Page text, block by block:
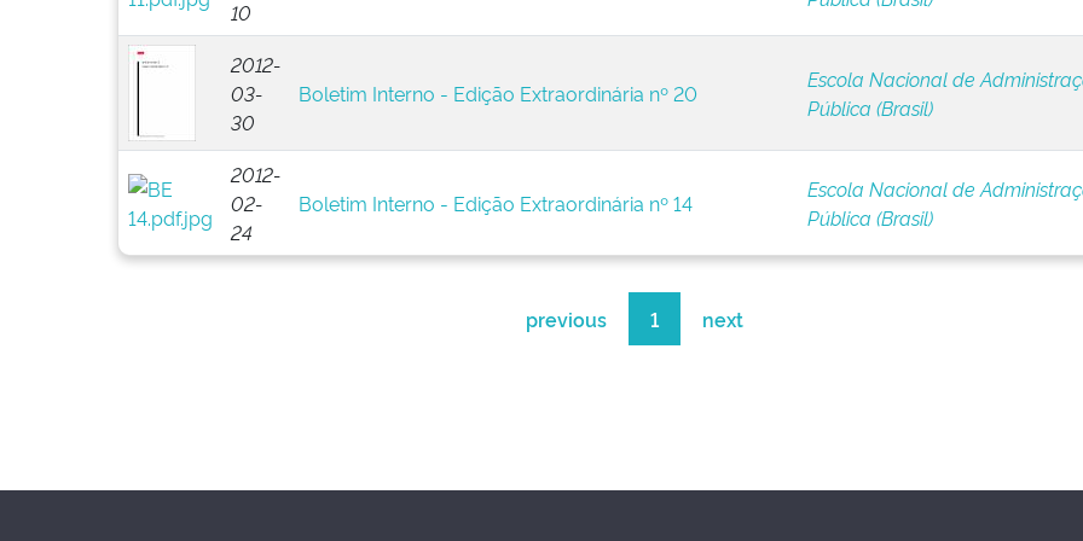
10
2012-
03-
30
Boletim Interno - Edição Extraordinária nº 20
Escola Nacional de
Pública (Brasil)
2012-
02-
24
Boletim Interno - Edição Extraordinária nº 14
Escola Nacional de
Pública (Brasil)
previous 1 next